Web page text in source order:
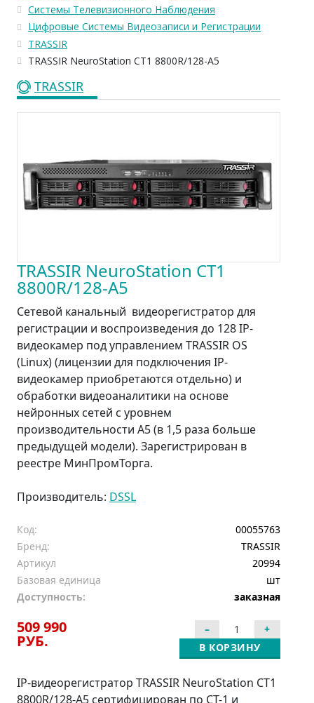
Системы Телевизионного Наблюдения
Цифровые Системы Видеозаписи и Регистрации
TRASSIR
TRASSIR NeuroStation CT1 8800R/128-A5
TRASSIR
TRASSIR NeuroStation CT1
8800R/128-A5
Сетевой канальный видеорегистратор для
регистрации и воспроизведения до 128 IP-
видеокамер под управлением TRASSIR OS
(Linux) (лицензии для подключения IP-
видеокамер приобретаются отдельно) и
обработки видеоаналитики на основе
нейронных сетей с уровнем
производительности A5 (в 1,5 раза больше
предыдущей модели). Зарегистрирован в
реестре МинПромТорга.
Производитель: DSSL
Код:
00055763
Бренд:
TRASSIR
Артикул
20994
Базовая единица
шт
Доступность:
заказная
509 990
РУБ. В КОРЗИНУ
IP-видеорегистратор TRASSIR NeuroStation CT1
8800R/128-A5 сертифицирован по СТ-1 и